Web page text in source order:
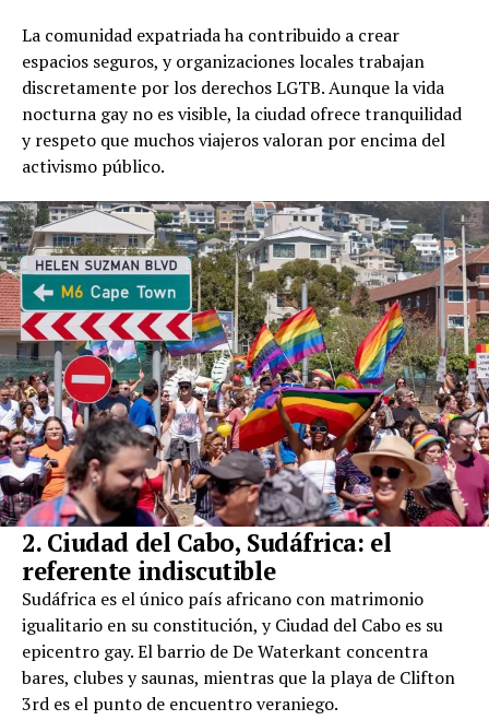
La comunidad expatriada ha contribuido a crear
espacios seguros, y organizaciones locales trabajan
discretamente por los derechos LGTB. Aunque la vida
nocturna gay no es visible, la ciudad ofrece tranquilidad
y respeto que muchos viajeros valoran por encima del
activismo público.
2. Ciudad del Cabo, Sudáfrica: el
referente indiscutible
Sudáfrica es el único país africano con matrimonio
igualitario en su constitución, y Ciudad del Cabo es su
epicentro gay. El barrio de De Waterkant concentra
bares, clubes y saunas, mientras que la playa de Clifton
3rd es el punto de encuentro veraniego.